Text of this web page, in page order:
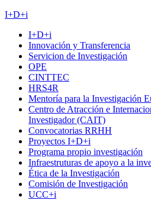
I+D+i
I+D+i
Innovación y Transferencia
Servicion de Investigación
OPE
CINTTEC
HRS4R
Mentoría para la Investigación
Centro de Atracción e
Investigador (CAIT)
Convocatorias RRHH
Proyectos I+D+i
Programa propio investigación
Infraestruturas de apoyo a la
Ética de la Investigación
Comisión de Investigación
UCC+i